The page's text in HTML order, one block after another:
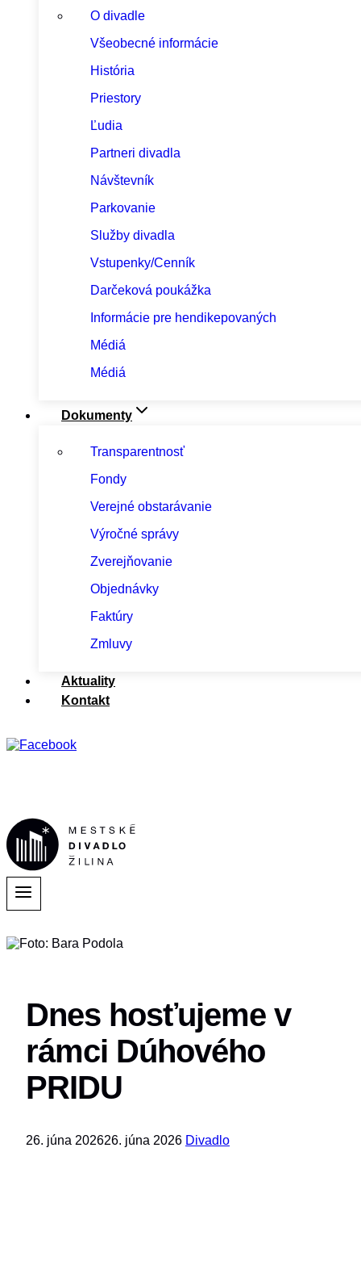
O divadle
Všeobecné informácie
História
Priestory
Ľudia
Partneri divadla
Návštevník
Parkovanie
Služby divadla
Vstupenky/Cenník
Darčeková poukážka
Informácie pre hendikepovaných
Médiá
Médiá
Dokumenty
Transparentnosť
Fondy
Verejné obstarávanie
Výročné správy
Zverejňovanie
Objednávky
Faktúry
Zmluvy
Aktuality
Kontakt
Dnes hosťujeme v
rámci Dúhového
PRIDU
26. júna 202626. júna 2026 Divadlo